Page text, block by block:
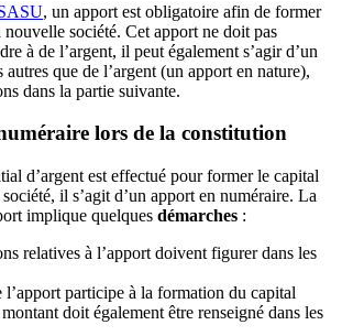
, un apport est obligatoire afin de former
société. Cet apport ne doit pas
à de l’argent, il peut également s’agir d’un
que de l’argent (un apport en nature),
dans la partie suivante.
lors de la constitution
d’argent est effectué pour former le capital
il s’agit d’un apport en numéraire. La
implique quelques démarches :
relatives à l’apport doivent figurer dans les
l’apport participe à la formation du capital
doit également être renseigné dans les